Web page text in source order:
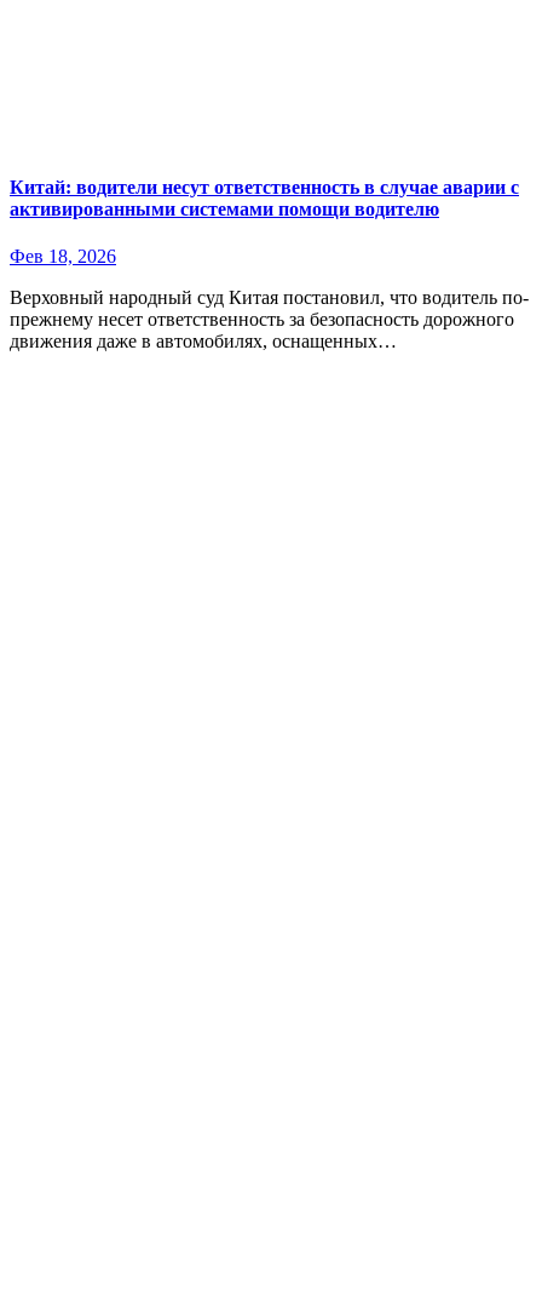
Китай: водители несут ответственность в случае аварии с
активированными системами помощи водителю
Фев 18, 2026
Верховный народный суд Китая постановил, что водитель по-
прежнему несет ответственность за безопасность дорожного
движения даже в автомобилях, оснащенных…